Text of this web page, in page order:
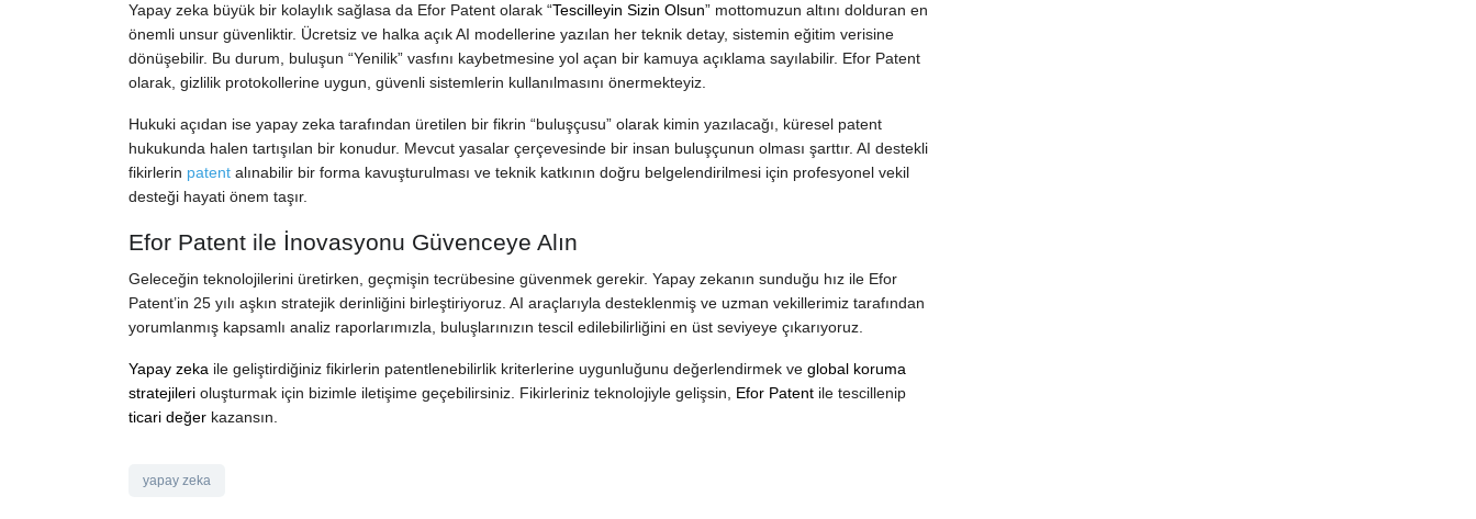
Yapay zeka büyük bir kolaylık sağlasa da Efor Patent olarak “Tescilleyin Sizin Olsun” mottomuzun altını dolduran en
önemli unsur güvenliktir. Ücretsiz ve halka açık AI modellerine yazılan her teknik detay, sistemin eğitim verisine
dönüşebilir. Bu durum, buluşun “Yenilik” vasfını kaybetmesine yol açan bir kamuya açıklama sayılabilir. Efor Patent
olarak, gizlilik protokollerine uygun, güvenli sistemlerin kullanılmasını önermekteyiz.
Hukuki açıdan ise yapay zeka tarafından üretilen bir fikrin “buluşçusu” olarak kimin yazılacağı, küresel patent
hukukunda halen tartışılan bir konudur. Mevcut yasalar çerçevesinde bir insan buluşçunun olması şarttır. AI destekli
fikirlerin patent alınabilir bir forma kavuşturulması ve teknik katkının doğru belgelendirilmesi için profesyonel vekil
desteği hayati önem taşır.
Efor Patent ile İnovasyonu Güvenceye Alın
Geleceğin teknolojilerini üretirken, geçmişin tecrübesine güvenmek gerekir. Yapay zekanın sunduğu hız ile Efor
Patent’in 25 yılı aşkın stratejik derinliğini birleştiriyoruz. AI araçlarıyla desteklenmiş ve uzman vekillerimiz tarafından
yorumlanmış kapsamlı analiz raporlarımızla, buluşlarınızın tescil edilebilirliğini en üst seviyeye çıkarıyoruz.
Yapay zeka ile geliştirdiğiniz fikirlerin patentlenebilirlik kriterlerine uygunluğunu değerlendirmek ve global koruma
stratejileri oluşturmak için bizimle iletişime geçebilirsiniz. Fikirleriniz teknolojiyle gelişsin, Efor Patent ile tescillenip
ticari değer kazansın.
yapay zeka